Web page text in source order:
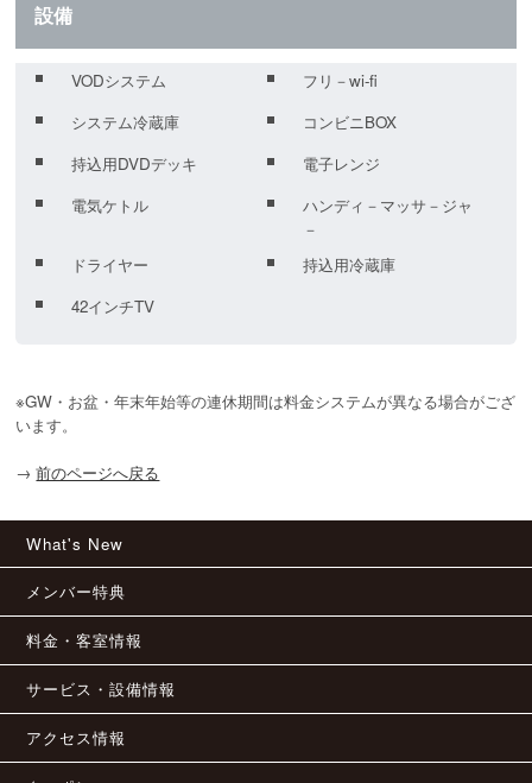
設備
VODシステム
フリ－wi-fi
システム冷蔵庫
コンビニBOX
持込用DVDデッキ
電子レンジ
電気ケトル
ハンディ－マッサ－ジャ
－
ドライヤー
持込用冷蔵庫
42インチTV
※GW・お盆・年末年始等の連休期間は料金システムが異なる場合がござ
います。
→ 前のページへ戻る
What's New
メンバー特典
料金・客室情報
サービス・設備情報
アクセス情報